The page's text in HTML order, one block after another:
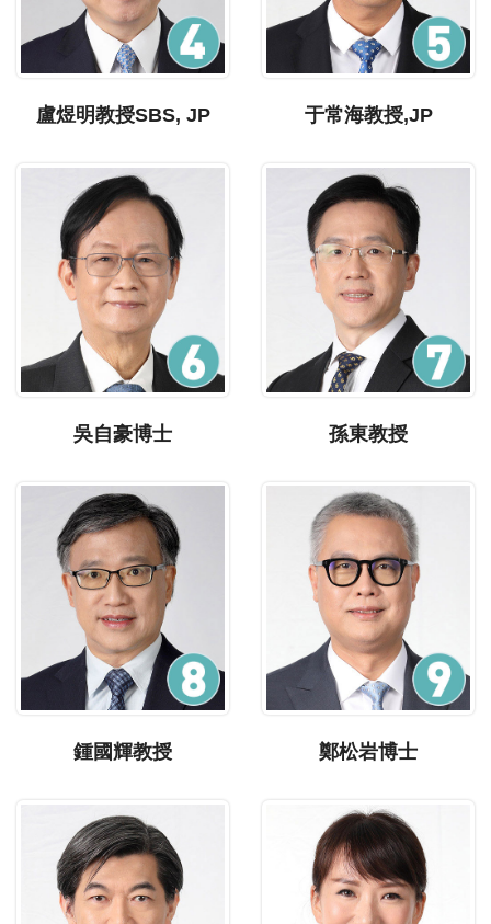
盧煜明教授SBS, JP 于常海教授,JP
吳自豪博士 孫東教授
鍾國輝教授 鄭松岩博士